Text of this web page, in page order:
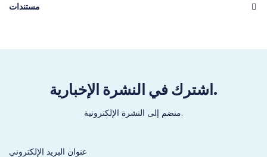
مستندات
اشترك في النشرة الإخبارية.
منضم إلى النشرة الإلكترونية.